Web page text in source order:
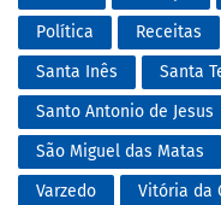
Política
Receitas
Santa Inês
Santa
Santo Antonio de Jesus
São Miguel das Matas
Varzedo
Vitória da